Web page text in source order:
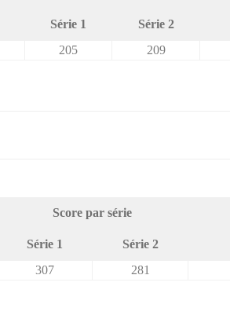
Série 1 Série 2
205 209
Score par série
Série 1 Série 2
307 281